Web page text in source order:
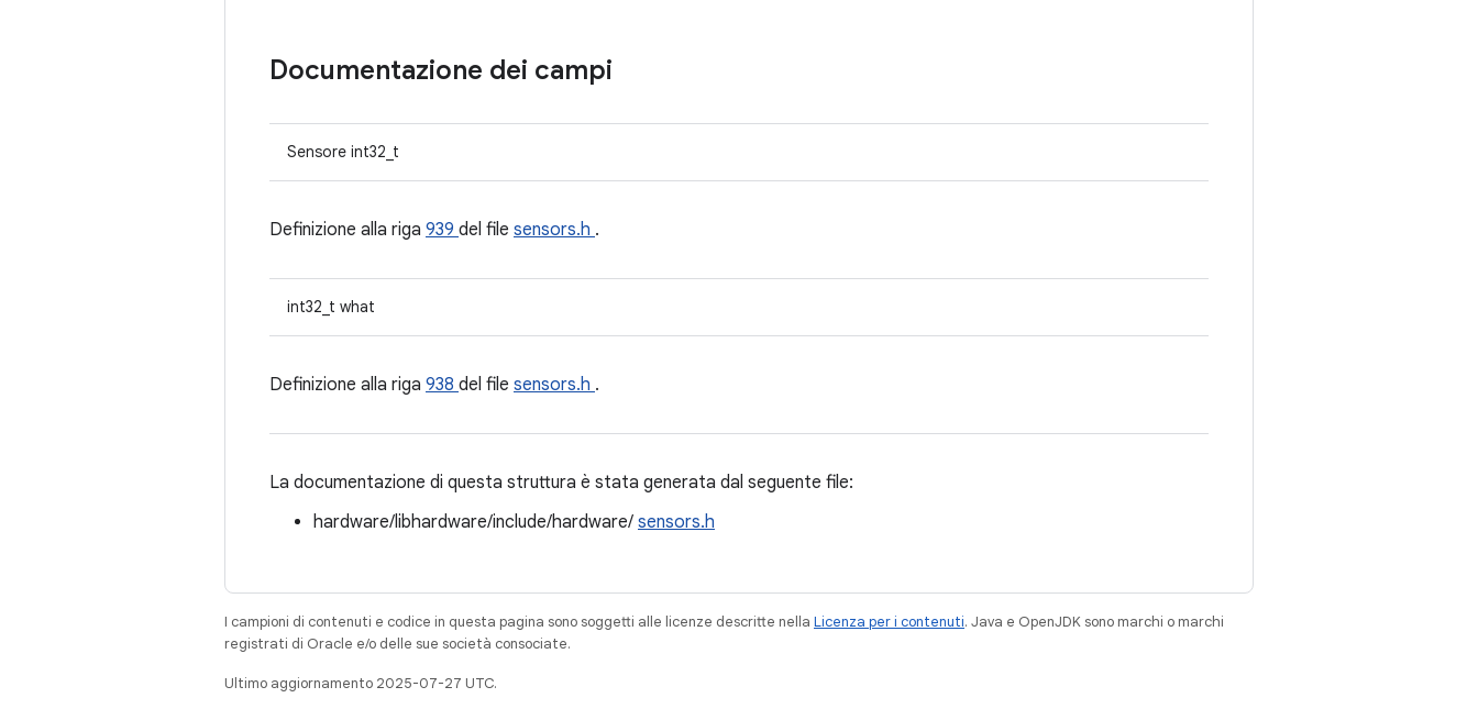
Documentazione dei campi
Sensore int32_t
Definizione alla riga 939 del file sensors.h .
int32_t what
Definizione alla riga 938 del file sensors.h .
La documentazione di questa struttura è stata generata dal seguente file:
hardware/libhardware/include/hardware/ sensors.h
I campioni di contenuti e codice in questa pagina sono soggetti alle licenze descritte nella Licenza per i contenuti. Java e OpenJDK sono marchi o marchi
registrati di Oracle e/o delle sue società consociate.
Ultimo aggiornamento 2025-07-27 UTC.